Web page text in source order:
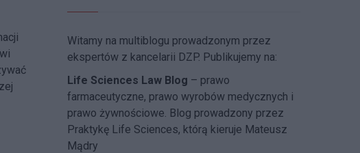
Witamy na multiblogu prowadzonym przez
ekspertów z kancelarii DZP. Publikujemy na:
Life Sciences Law Blog – prawo
farmaceutyczne, prawo wyrobów medycznych i
prawo żywnościowe. Blog prowadzony przez
Praktykę Life Sciences, którą kieruje Mateusz
Mądry